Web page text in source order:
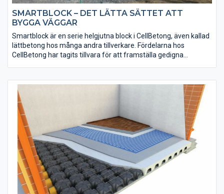
SMARTBLOCK – DET LÄTTA SÄTTET ATT
BYGGA VÄGGAR
Smartblock är en serie helgjutna block i CellBetong, även kallad
lättbetong hos många andra tillverkare. Fördelarna hos
CellBetong har tagits tillvara för att framställa gedigna
säkra en hälsosam inomhusmiljö med våra Smartblock i
lättbetong.